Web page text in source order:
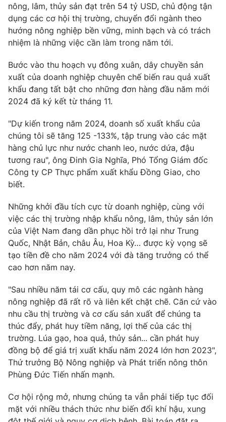
nông, lâm, thủy sản đạt trên 54 tỷ USD, chủ động tận
dụng các cơ hội thị trường, chuyển đổi ngành theo
hướng nông nghiệp bền vững, minh bạch và có trách
nhiệm là những việc cần làm trong năm tới.
Bước vào thu hoạch vụ đông xuân, dây chuyền sản
xuất của doanh nghiệp chuyên chế biến rau quả xuất
khẩu đang tất bật cho những đơn hàng đầu năm mới
2024 đã ký kết từ tháng 11.
"Dự kiến trong năm 2024, doanh số xuất khẩu của
chúng tôi sẽ tăng 125 -133%, tập trung vào các mặt
hàng chủ lực như nước chanh leo, nước dứa, đậu
tương rau", ông Đinh Gia Nghĩa, Phó Tổng Giám đốc
Công ty CP Thực phẩm xuất khẩu Đồng Giao, cho
biết.
Những khởi đầu tích cực từ doanh nghiệp, cùng với
việc các thị trường nhập khẩu nông, lâm, thủy sản lớn
của Việt Nam đang dần phục hồi trở lại như Trung
Quốc, Nhật Bản, châu Âu, Hoa Kỳ… được kỳ vọng sẽ
tạo tiền đề cho năm 2024 với đà tăng trưởng có thể
cao hơn năm nay.
"Sau nhiều năm tái cơ cấu, quy mô các ngành hàng
nông nghiệp đã rất rõ và liên kết chặt chẽ. Căn cứ vào
nhu cầu thị trường và cơ cấu sản xuất để chúng ta
thúc đẩy, phát huy tiềm năng, lợi thế của các thị
trường. Lúa gạo, hoa quả, thủy sản... cần phát huy
đồng bộ để giá trị xuất khẩu năm 2024 lớn hơn 2023",
Thứ trưởng Bộ Nông nghiệp và Phát triển nông thôn
Phùng Đức Tiến nhấn mạnh.
Cơ hội rộng mở, nhưng chúng ta vẫn phải tiếp tục đối
mặt với nhiều thách thức như biến đổi khí hậu, xung